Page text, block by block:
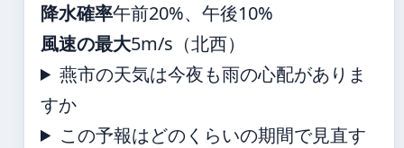
降水確率午前20%、午後10%
風速の最大5m/s（北西）
燕市の天気は今夜も雨の心配がありま
すか
この予報はどのくらいの期間で見直す